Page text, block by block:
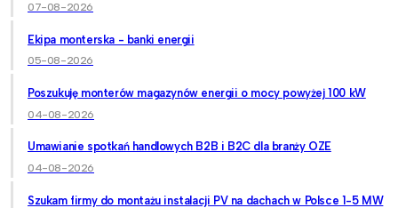
07-08-2026
Ekipa monterska - banki energii
05-08-2026
Poszukuję monterów magazynów energii o mocy powyżej 100 kW
04-08-2026
Umawianie spotkań handlowych B2B i B2C dla branży OZE
04-08-2026
Szukam firmy do montażu instalacji PV na dachach w Polsce 1-5 MW